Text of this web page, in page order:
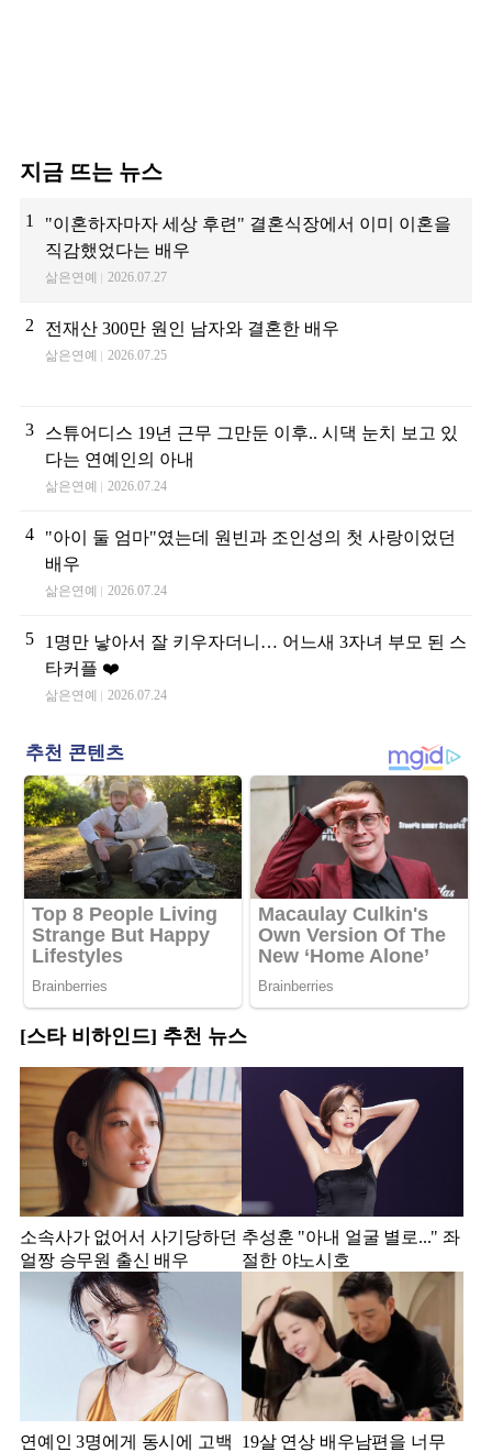
지금 뜨는 뉴스
1
"이혼하자마자 세상 후련" 결혼식장에서 이미 이혼을
직감했었다는 배우
삶은연예 2026.07.27
2 전재산 300만 원인 남자와 결혼한 배우
삶은연예 2026.07.25
3
스튜어디스 19년 근무 그만둔 이후.. 시댁 눈치 보고 있
다는 연예인의 아내
삶은연예 2026.07.24
4
"아이 둘 엄마"였는데 원빈과 조인성의 첫 사랑이었던
배우
삶은연예 2026.07.24
5
1명만 낳아서 잘 키우자더니… 어느새 3자녀 부모 된 스
타커플 ❤️
삶은연예 2026.07.24
[스타 비하인드] 추천 뉴스
소속사가 없어서 사기당하던
얼짱 승무원 출신 배우
추성훈 "아내 얼굴 별로..." 좌
절한 야노시호
연예인 3명에게 동시에 고백
19살 연상 배우남편을 너무